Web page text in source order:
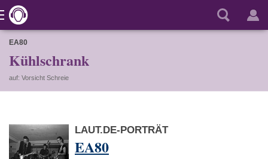
EA80
Kühlschrank
auf: Vorsicht Schreie
LAUT.DE-PORTRÄT
EA80